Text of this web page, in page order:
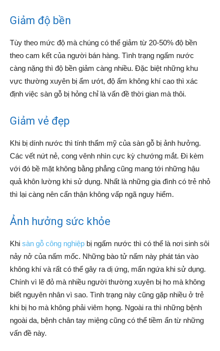
Giảm độ bền
Tùy theo mức độ mà chúng có thể giảm từ 20-50% độ bền
theo cam kết của người bán hàng. Tình trạng ngấm nước
càng nặng thì độ bền giảm càng nhiều. Đặc biệt những khu
vực thường xuyên bị ẩm ướt, độ ẩm không khí cao thì xác
định việc sàn gỗ bị hỏng chỉ là vấn đề thời gian mà thôi.
Giảm vẻ đẹp
Khi bị dính nước thì tính thẩm mỹ của sàn gỗ bị ảnh hưởng.
Các vết nứt nẻ, cong vênh nhìn cực kỳ chướng mắt. Đi kèm
với đó bề mặt không bằng phẳng cũng mang tới những hậu
quả khôn lường khi sử dụng. Nhất là những gia đình có trẻ nhỏ
thì lại càng nên cẩn thận không vấp ngã nguy hiểm.
Ảnh hưởng sức khỏe
Khi sàn gỗ công nghiệp bị ngấm nước thì có thể là nơi sinh sôi
nảy nở của nấm mốc. Những bào tử nấm này phát tán vào
không khí và rất có thể gây ra dị ứng, mẩn ngứa khi sử dụng.
Chính vì lẽ đỏ mà nhiều người thường xuyên bị ho mà không
biết nguyên nhân vì sao. Tình trạng này cũng gặp nhiều ở trẻ
khi bị ho mà không phải viêm họng. Ngoài ra thì những bệnh
ngoài da, bệnh chân tay miệng cũng có thể tiềm ẩn từ những
vấn đề này.